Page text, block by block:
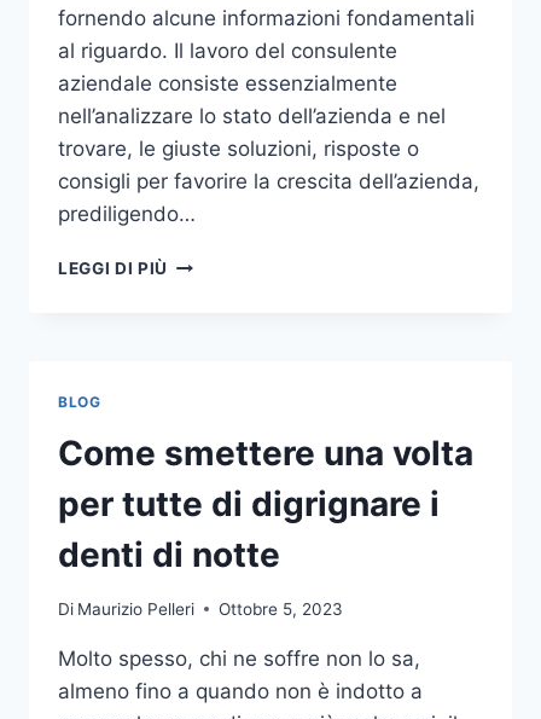
fornendo alcune informazioni fondamentali
al riguardo. Il lavoro del consulente
aziendale consiste essenzialmente
nell’analizzare lo stato dell’azienda e nel
trovare, le giuste soluzioni, risposte o
consigli per favorire la crescita dell’azienda,
prediligendo…
LEGGI DI PIÙ IL
BLOG
Come smettere una volta
per tutte di digrignare i
denti di notte
Di Maurizio Pelleri Ottobre 5, 2023
Molto spesso, chi ne soffre non lo sa,
almeno fino a quando non è indotto a